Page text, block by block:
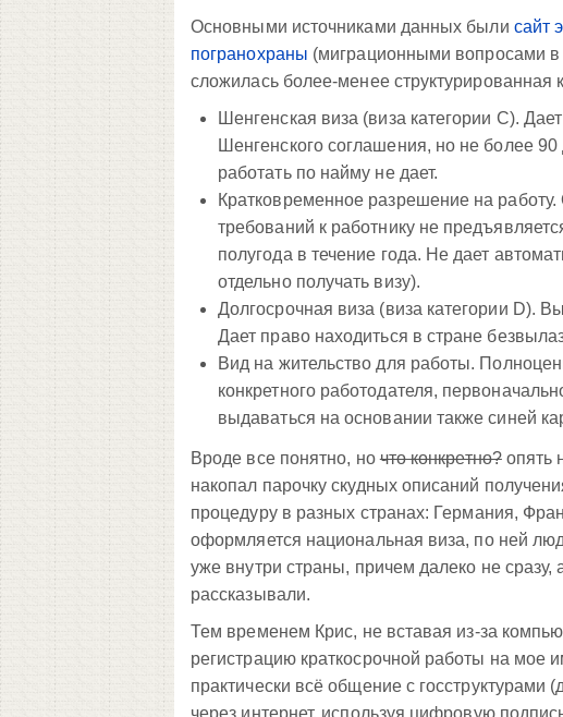
Основными источниками данных были сайт
погранохраны (миграционными вопросами в
сложилась более-менее
Шенгенская виза (виза категории C).
Шенгенского соглашения, но не более
работать по найму не дает.
Кратковременное разрешение на
требований к работнику не
полугода в течение года. Не дает
отдельно получать визу).
Долгосрочная виза (виза категории D).
Дает право находиться в стране
Вид на жительство для работы.
конкретного работодателя,
выдаваться на основании также синей
Вроде все понятно, ночто конкретно?опять
накопал парочку скудных описаний
процедуру в разных странах: Германия,
оформляется национальная виза, по ней
уже внутри страны, причем далеко не
рассказывали.
Тем временем Крис, не вставая из-за
регистрацию краткосрочной работы на мое
практически всё общение с госструктурами
через интернет, используя цифровую